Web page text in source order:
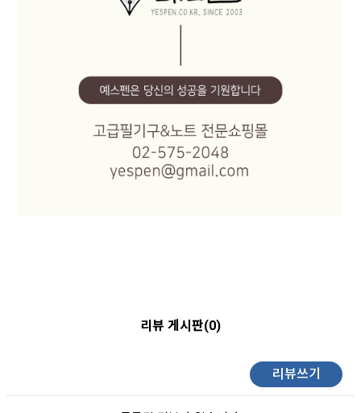
리뷰 게시판(0)
리뷰쓰기